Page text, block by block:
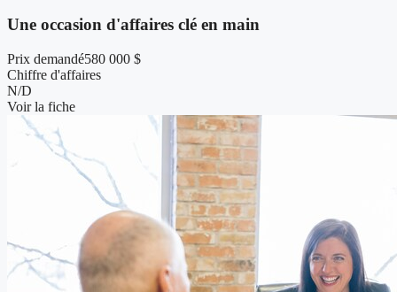
Une occasion d'affaires clé en main
Prix demandé580 000 $
Chiffre d'affaires
N/D
Voir la fiche